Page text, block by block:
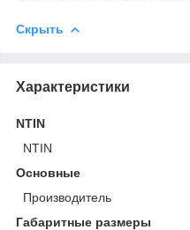
Скрыть
Характеристики
NTIN
NTIN
Основные
Производитель
Габаритные размеры